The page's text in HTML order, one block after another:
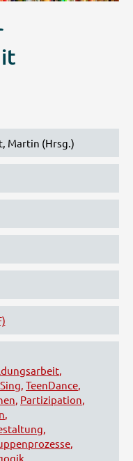
Martin (Hrsg.)
TeenDance
Partizipation